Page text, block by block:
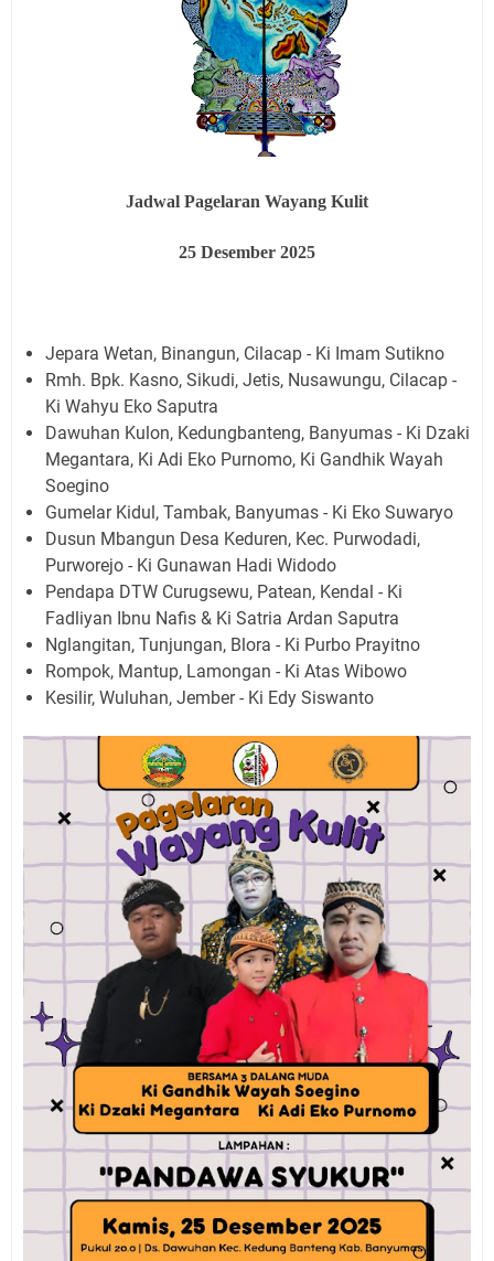
Jadwal Pagelaran Wayang Kulit
25 Desember 2025
Jepara Wetan, Binangun, Cilacap - Ki Imam Sutikno
Rmh. Bpk. Kasno, Sikudi, Jetis, Nusawungu, Cilacap -
Ki Wahyu Eko Saputra
Dawuhan Kulon, Kedungbanteng, Banyumas - Ki Dzaki
Megantara, Ki Adi Eko Purnomo, Ki Gandhik Wayah
Soegino
Gumelar Kidul, Tambak, Banyumas - Ki Eko Suwaryo
Dusun Mbangun Desa Keduren, Kec. Purwodadi,
Purworejo - Ki Gunawan Hadi Widodo
Pendapa DTW Curugsewu, Patean, Kendal - Ki
Fadliyan Ibnu Nafis & Ki Satria Ardan Saputra
Nglangitan, Tunjungan, Blora - Ki Purbo Prayitno
Rompok, Mantup, Lamongan - Ki Atas Wibowo
Kesilir, Wuluhan, Jember - Ki Edy Siswanto